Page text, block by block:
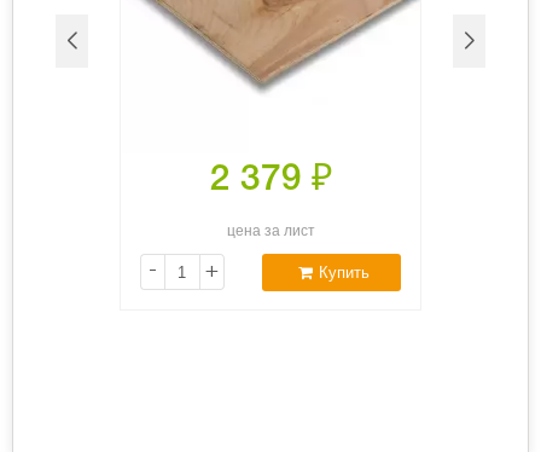
2 379 ₽
цена за лист
- + Купить